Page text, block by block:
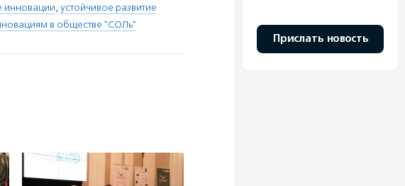
инновации, устойчивое развитие
в обществе "СОЛь"
Прислать новость